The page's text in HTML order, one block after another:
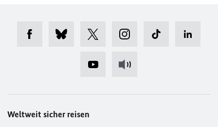
Weltweit sicher reisen